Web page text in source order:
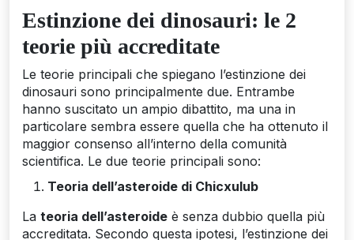
Estinzione dei dinosauri: le 2
teorie più accreditate
Le teorie principali che spiegano l’estinzione dei
dinosauri sono principalmente due. Entrambe
hanno suscitato un ampio dibattito, ma una in
particolare sembra essere quella che ha ottenuto il
maggior consenso all’interno della comunità
scientifica. Le due teorie principali sono:
Teoria dell’asteroide di Chicxulub
La teoria dell’asteroide è senza dubbio quella più
accreditata. Secondo questa ipotesi, l’estinzione dei